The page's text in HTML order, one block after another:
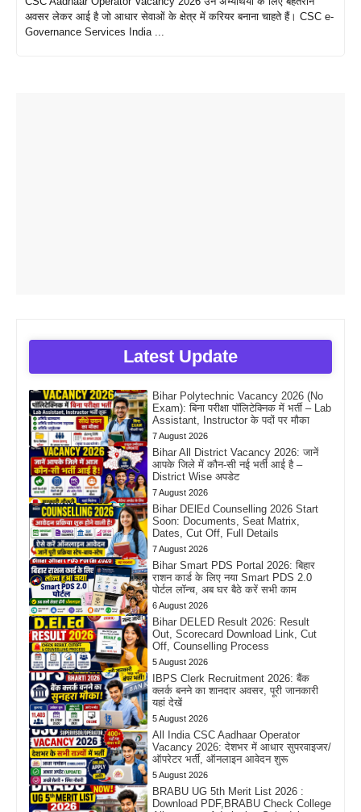
अवसर लेकर आई है जो आधार सेवाओं के क्षेत्र में करियर बनाना चाहते हैं। CSC e-
Governance Services India ...
Latest Update
Bihar Polytechnic Vacancy 2026 (No
Exam): बिना परीक्षा पॉलिटेक्निक में भर्ती – Lab
Assistant, Instructor के पदों पर मौका
7 August 2026
Bihar All District Vacancy 2026: जानें
आपके जिले में कौन-सी नई भर्ती आई है –
District Wise अपडेट
7 August 2026
Bihar DElEd Counselling 2026 Start
Soon: Documents, Seat Matrix,
Dates, Cut Off, Full Details
7 August 2026
Bihar Smart PDS Portal 2026: बिहार
राशन कार्ड के लिए नया Smart PDS 2.0
पोर्टल लॉन्च, अब घर बैठे करें सभी काम
6 August 2026
Bihar DELED Result 2026: Result
Out, Scorecard Download Link, Cut
Off, Counselling Process
5 August 2026
IBPS Clerk Recruitment 2026: बैंक
क्लर्क बनने का शानदार अवसर, पूरी जानकारी
यहां देखें
5 August 2026
All India CSC Aadhaar Operator
Vacancy 2026: देशभर में आधार सुपरवाइजर/
ऑपरेटर भर्ती, ऑनलाइन आवेदन शुरू
5 August 2026
BRABU UG 5th Merit List 2026 :
Download PDF,BRABU Check College